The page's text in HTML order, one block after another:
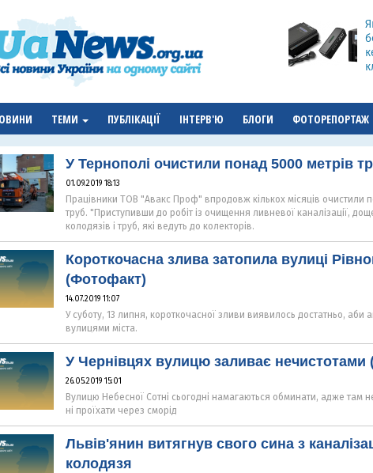
ТЕМИ ПУБЛІКАЦІЇ ІНТЕРВ'Ю БЛОГИ ФОТОРЕПОРТАЖ
У Тернополі очистили понад 5000 метрів
01.09.2019 18:13
Працівники ТОВ "Авакс Проф" впродовж кількох місяців очистили
труб. "Приступивши до робіт із очищення ливневої каналізації,
колодязів і труб, які ведуть до колекторів.
Короткочасна злива затопила вулиці
(Фотофакт)
14.07.2019 11:07
У суботу, 13 липня, короткочасної зливи виявилось достатньо, аби
вулицями міста.
У Чернівцях вулицю заливає нечистотами
26.05.2019 15:01
Вулицю Небесної Сотні сьогодні намагаються обминати, адже там
ні проїхати через сморід
Львів'янин витягнув свого сина з
колодязя